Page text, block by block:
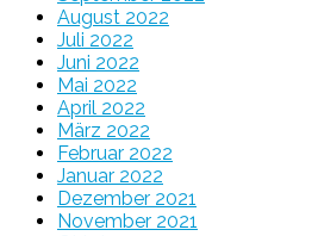
August 2022
Juli 2022
Juni 2022
Mai 2022
April 2022
März 2022
Februar 2022
Januar 2022
Dezember 2021
November 2021